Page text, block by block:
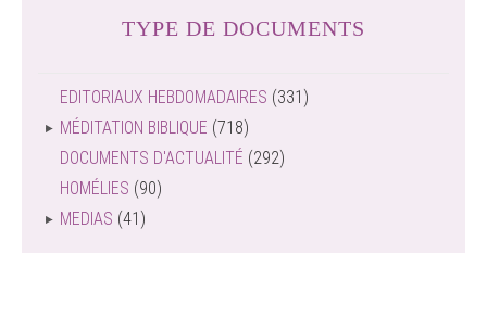
TYPE DE DOCUMENTS
EDITORIAUX HEBDOMADAIRES (331)
MÉDITATION BIBLIQUE (718)
DOCUMENTS D'ACTUALITÉ (292)
HOMÉLIES (90)
MEDIAS (41)